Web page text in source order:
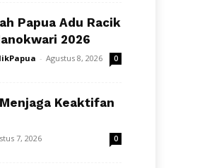
Papua Adu Racik
2026
- Agustus 8, 2026 0
Keaktifan
7, 2026 0